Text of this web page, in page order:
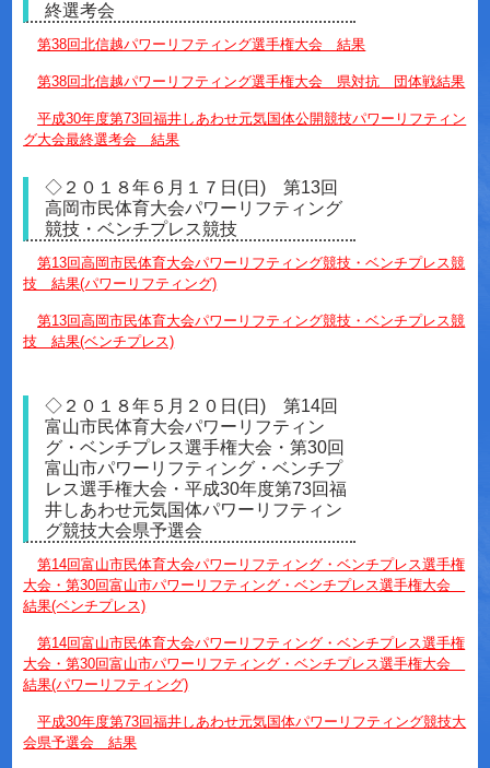
終選考会
第38回北信越パワーリフティング選手権大会 結果
第38回北信越パワーリフティング選手権大会 県対抗 団体戦結果
平成30年度第73回福井しあわせ元気国体公開競技パワーリフティン
グ大会最終選考会 結果
◇２０１８年６月１７日(日) 第13回
高岡市民体育大会パワーリフティング
競技・ベンチプレス競技
第13回高岡市民体育大会パワーリフティング競技・ベンチプレス競
技 結果(パワーリフティング)
第13回高岡市民体育大会パワーリフティング競技・ベンチプレス競
技 結果(ベンチプレス)
◇２０１８年５月２０日(日) 第14回
富山市民体育大会パワーリフティン
グ・ベンチプレス選手権大会・第30回
富山市パワーリフティング・ベンチプ
レス選手権大会・平成30年度第73回福
井しあわせ元気国体パワーリフティン
グ競技大会県予選会
第14回富山市民体育大会パワーリフティング・ベンチプレス選手権
大会・第30回富山市パワーリフティング・ベンチプレス選手権大会
結果(ベンチプレス)
第14回富山市民体育大会パワーリフティング・ベンチプレス選手権
大会・第30回富山市パワーリフティング・ベンチプレス選手権大会
結果(パワーリフティング)
平成30年度第73回福井しあわせ元気国体パワーリフティング競技大
会県予選会 結果